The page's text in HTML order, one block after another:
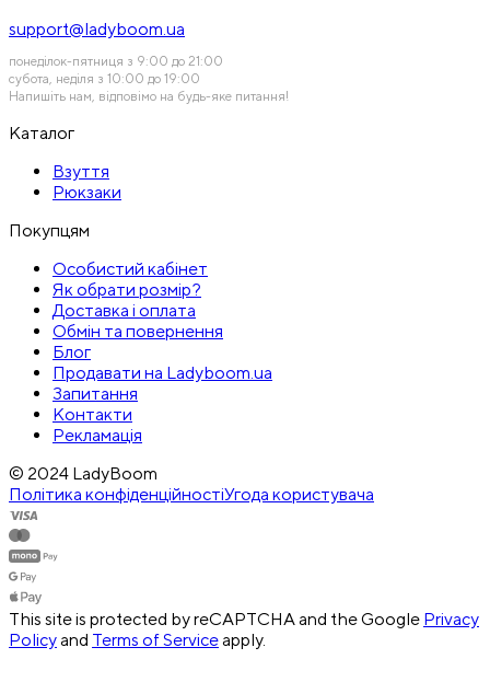
support@ladyboom.ua
понеділок-пятниця з 9:00 до 21:00
субота, неділя з 10:00 до 19:00
Напишіть нам, відповімо на будь-яке питання!
Каталог
Взуття
Рюкзаки
Покупцям
Особистий кабінет
Як обрати розмір?
Доставка і оплата
Обмін та повернення
Блог
Продавати на Ladyboom.ua
Запитання
Контакти
Рекламація
© 2024 LadyBoom
Політика конфіденційностіУгода користувача
This site is protected by reCAPTCHA and the Google Privacy
Policyand Terms of Serviceapply.